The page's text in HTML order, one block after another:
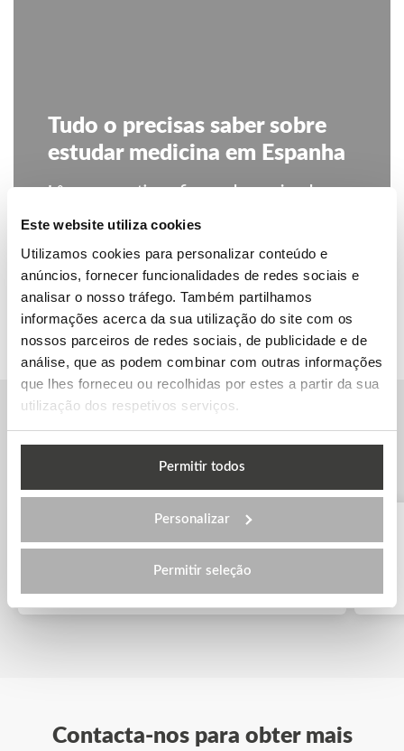
Este website utiliza cookies
Utilizamos cookies para personalizar conteúdo e
anúncios, fornecer funcionalidades de redes sociais e
analisar o nosso tráfego. Também partilhamos
informações acerca da sua utilização do site com os
nossos parceiros de redes sociais, de publicidade e de
análise, que as podem combinar com outras informações
que lhes forneceu ou recolhidas por estes a partir da sua
utilização dos respetivos serviços.
Permitir todos
Personalizar
Permitir seleção
Tudo o precisas saber sobre
estudar medicina em Espanha
Lê o nosso artigo e fica a saber mais sobre os
LER ARTIGO
Outras Universidades de Medicina
Contacta-nos para obter mais